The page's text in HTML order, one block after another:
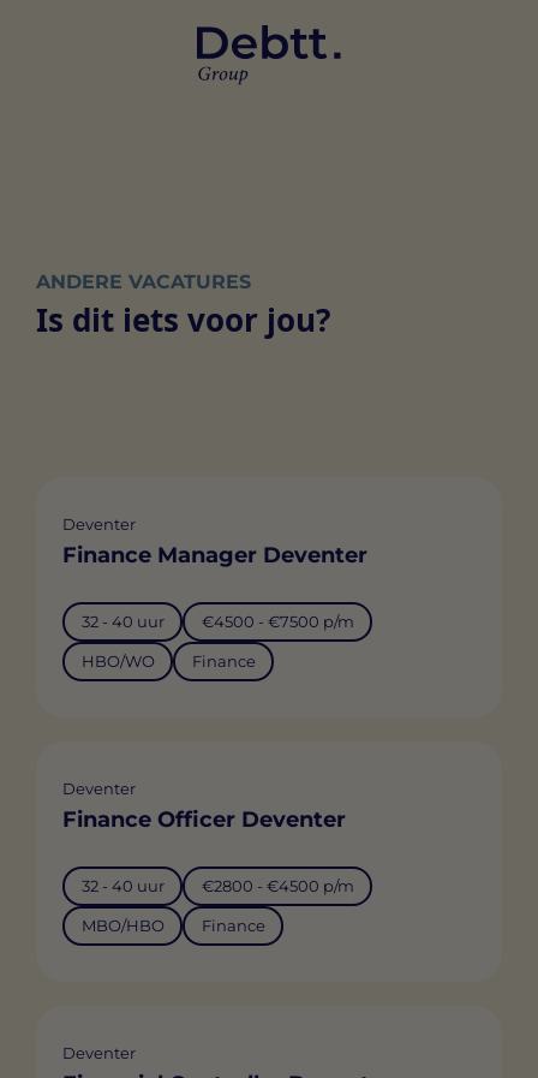
ANDERE VACATURES
Is dit iets voor jou?
Deventer
Finance Manager Deventer
32 - 40 uur €4500 - €7500 p/m
HBO/WO Finance
Deventer
Finance Officer Deventer
32 - 40 uur €2800 - €4500 p/m
MBO/HBO Finance
Deventer